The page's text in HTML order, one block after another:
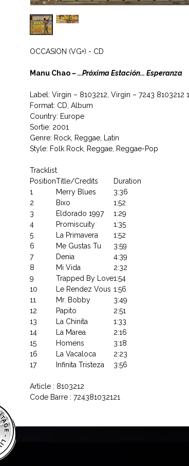
OCCASION (VG+) - CD
Manu Chao‎– ...Próxima Estación... Esperanza
Label: Virgin ‎– 8103212, Virgin ‎– 7243 8103212 1
Format: CD, Album
Country: Europe
Sortie: 2001
Genre: Rock, Reggae, Latin
Style: Folk Rock, Reggae, Reggae-Pop
Tracklist
PositionTitle/Credits
Duration
1
Merry Blues
3:36
2
Bixo
1:52
3
Eldorado 1997
1:29
4
Promiscuity
1:35
5
La Primavera
1:52
6
Me Gustas Tu
3:59
7
Denia
4:39
8
Mi Vida
2:32
9
Trapped By Love1:54
10
Le Rendez Vous 1:56
11
Mr. Bobby
3:49
12
Papito
2:51
13
La Chinita
1:33
14
La Marea
2:16
15
Homens
3:18
16
La Vacaloca
2:23
17
Infinita Tristeza 3:56
Article : 8103212
Code Barre : 724381032121